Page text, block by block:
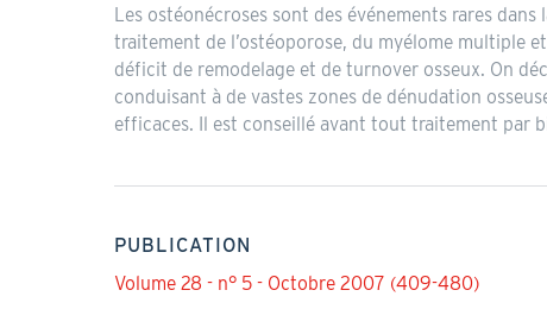
Les ostéonécroses sont des événements rares
traitement de l’ostéoporose, du myélome multiple
déficit de remodelage et de turnover osseux. On
conduisant à de vastes zones de dénudation
efficaces. Il est conseillé avant tout traitement par
PUBLICATION
Volume 28 - n° 5 - Octobre 2007 (409-480)